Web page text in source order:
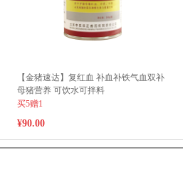
【金猪速达】复红血 补血补铁气血双补
母猪营养 可饮水可拌料
买5赠1
¥90.00